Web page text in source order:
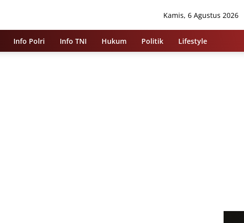
Kamis, 6 Agustus 2026
Info Polri Info TNI Hukum Politik Lifestyle